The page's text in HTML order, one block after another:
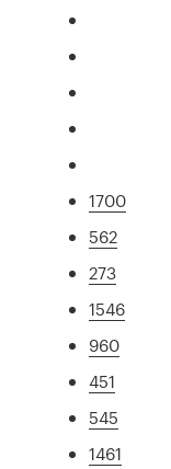
1700
562
273
1546
960
451
545
1461